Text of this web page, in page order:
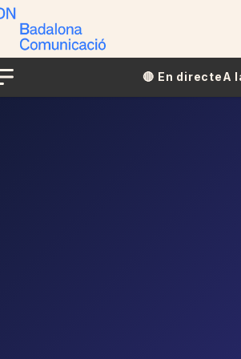
Menu
🔴​​ En directeA